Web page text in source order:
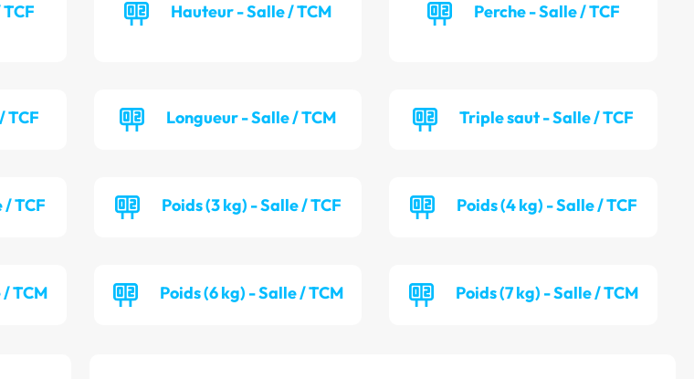
Hauteur - Salle / TCM Perche - Salle / TCF
TCF Longueur - Salle / TCM Triple saut - Salle / TCF
/ TCF Poids (3 kg) - Salle / TCF Poids (4 kg) - Salle / TCF
TCM Poids (6 kg) - Salle / TCM Poids (7 kg) - Salle / TCM